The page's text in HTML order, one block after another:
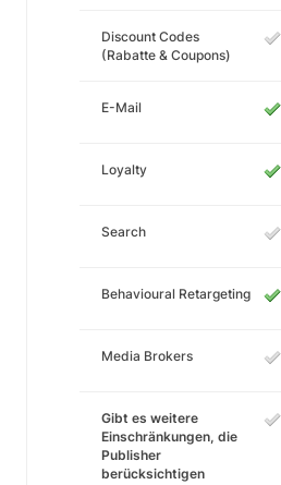
Discount Codes
(Rabatte & Coupons)
E-Mail
Loyalty
Search
Behavioural Retargeting
Media Brokers
Gibt es weitere
Einschränkungen, die
Publisher
berücksichtigen